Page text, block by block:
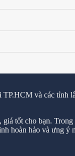
TP.HCM và các tỉnh
tốt cho bạn.
hoàn hảo và ưng ý